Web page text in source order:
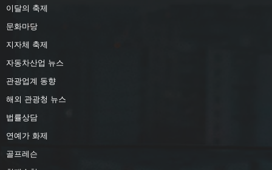
이달의 축제
문화마당
지자체 축제
자동차산업 뉴스
관광업계 동향
해외 관광청 뉴스
법률상담
연예가 화제
골프레슨